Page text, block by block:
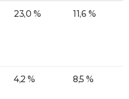
23,0 % 11,6 %
4,2 % 8,5 %